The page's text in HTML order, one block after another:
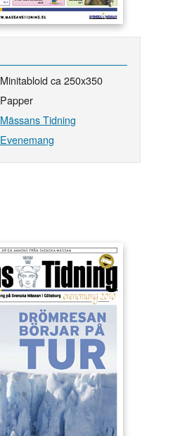
Minitabloid ca 250x350
Papper
Mässans Tidning
Evenemang